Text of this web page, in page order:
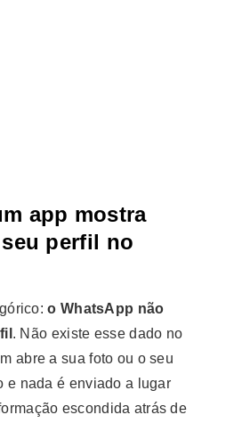
app mostra
perfil no
o WhatsApp não
. Não existe esse dado no
abre a sua foto ou o seu
e nada é enviado a lugar
escondida atrás de